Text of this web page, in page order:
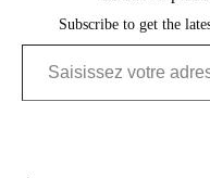
Subscribe to get the
Saisissez votre adresse e-mail…